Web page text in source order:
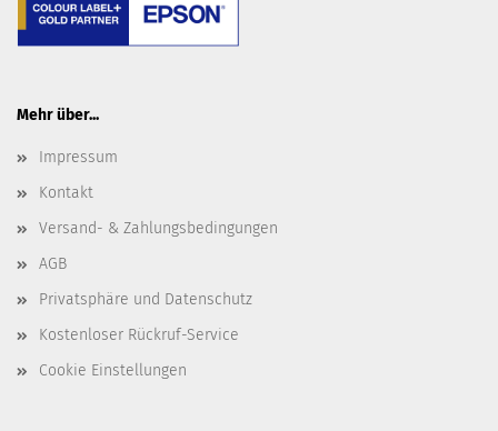
Mehr über...
Impressum
Kontakt
Versand- & Zahlungsbedingungen
AGB
Privatsphäre und Datenschutz
Kostenloser Rückruf-Service
Cookie Einstellungen